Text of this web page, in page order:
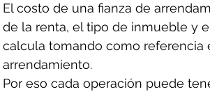
El costo de una fianza de
de la renta, el tipo de inmueble y
calcula tomando como
arrendamiento.
Por eso cada operación puede